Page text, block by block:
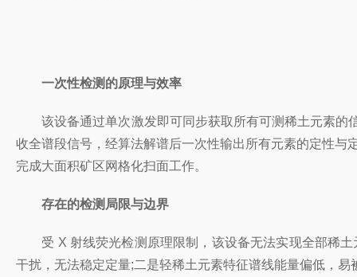
一次性检测的原理与效率
该设备通过单次激发即可同步获取所有可测稀土元素的
收全谱段信号，经算法解谱后一次性输出所有元素的定性
完成大面积矿区网格化扫面工作。
存在的检测局限与边界
受 X 射线荧光检测原理限制，该设备无法实现全部稀土
干扰，无法稳定定量;二是轻稀土元素特征谱线能量偏低，